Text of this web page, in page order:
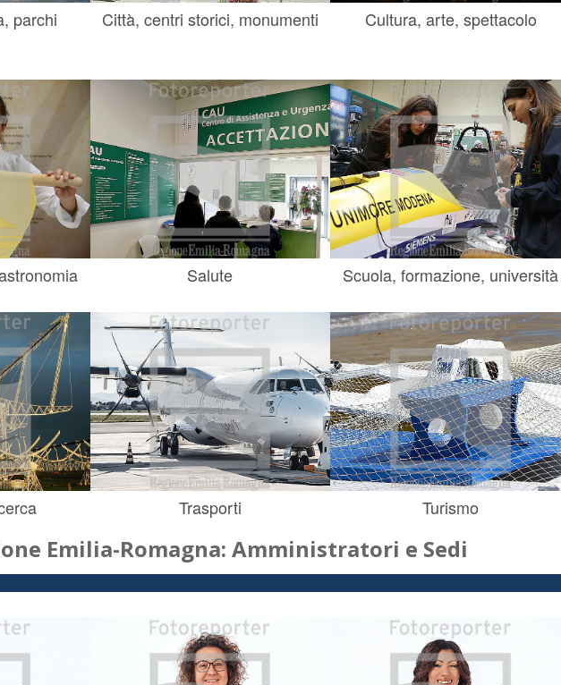
parchi Città, centri storici, monumenti Cultura, arte, spettacolo
Salute Scuola, formazione, università
Trasporti Turismo
Emilia-Romagna: Amministratori e Sedi